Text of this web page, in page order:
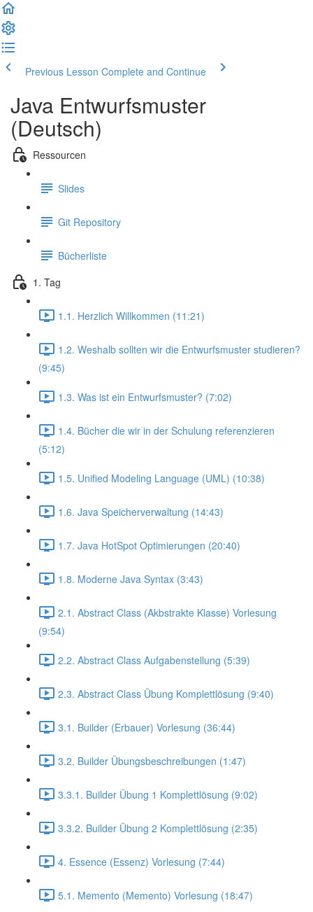
Previous Lesson Complete and Continue
Java Entwurfsmuster
(Deutsch)
Ressourcen
Slides
Git Repository
Bücherliste
1. Tag
1.1. Herzlich Willkommen (11:21)
1.2. Weshalb sollten wir die Entwurfsmuster studieren?
(9:45)
1.3. Was ist ein Entwurfsmuster? (7:02)
1.4. Bücher die wir in der Schulung referenzieren
(5:12)
1.5. Unified Modeling Language (UML) (10:38)
1.6. Java Speicherverwaltung (14:43)
1.7. Java HotSpot Optimierungen (20:40)
1.8. Moderne Java Syntax (3:43)
2.1. Abstract Class (Akbstrakte Klasse) Vorlesung
(9:54)
2.2. Abstract Class Aufgabenstellung (5:39)
2.3. Abstract Class Übung Komplettlösung (9:40)
3.1. Builder (Erbauer) Vorlesung (36:44)
3.2. Builder Übungsbeschreibungen (1:47)
3.3.1. Builder Übung 1 Komplettlösung (9:02)
3.3.2. Builder Übung 2 Komplettlösung (2:35)
4. Essence (Essenz) Vorlesung (7:44)
5.1. Memento (Memento) Vorlesung (18:47)